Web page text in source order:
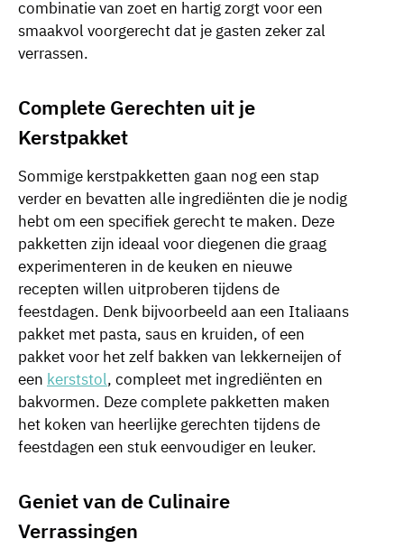
combinatie van zoet en hartig zorgt voor een
smaakvol voorgerecht dat je gasten zeker zal
verrassen.
Complete Gerechten uit je
Kerstpakket
Sommige kerstpakketten gaan nog een stap
verder en bevatten alle ingrediënten die je nodig
hebt om een specifiek gerecht te maken. Deze
pakketten zijn ideaal voor diegenen die graag
experimenteren in de keuken en nieuwe
recepten willen uitproberen tijdens de
feestdagen. Denk bijvoorbeeld aan een Italiaans
pakket met pasta, saus en kruiden, of een
pakket voor het zelf bakken van lekkerneijen of
een kerststol, compleet met ingrediënten en
bakvormen. Deze complete pakketten maken
het koken van heerlijke gerechten tijdens de
feestdagen een stuk eenvoudiger en leuker.
Geniet van de Culinaire
Verrassingen